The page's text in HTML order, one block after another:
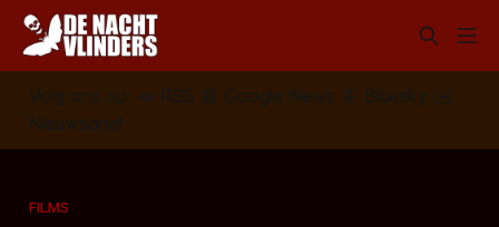
Volg ons op: 📣 RSS 📰 Google News 🦋 Bluesky
✉️
Nieuwsbrief
FILMS